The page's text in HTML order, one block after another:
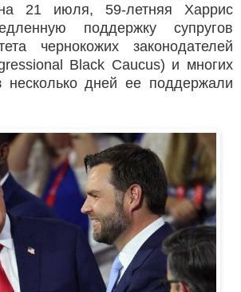
21 июля, 59-летняя Харрис
поддержку супругов
чернокожих законодателей
Black Caucus) и многих
несколько дней ее поддержали